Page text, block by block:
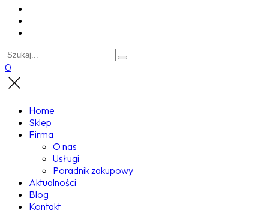
0
Home
Sklep
Firma
O nas
Usługi
Poradnik zakupowy
Aktualności
Blog
Kontakt